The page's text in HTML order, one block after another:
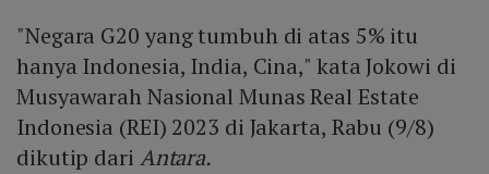
"Negara G20 yang tumbuh di atas 5% itu
hanya Indonesia, India, Cina," kata Jokowi di
Musyawarah Nasional Munas Real Estate
Indonesia (REI) 2023 di Jakarta, Rabu (9/8)
dikutip dari Antara.